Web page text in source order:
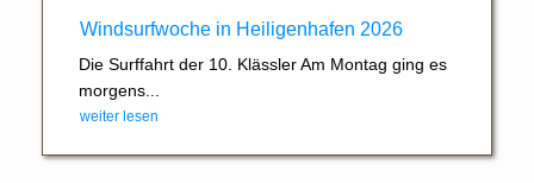
Windsurfwoche in Heiligenhafen 2026
Die Surffahrt der 10. Klässler Am Montag ging es
morgens...
weiter lesen